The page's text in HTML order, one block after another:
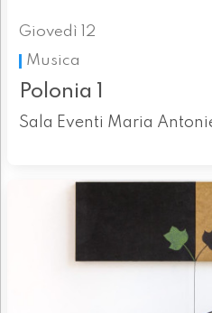
Giovedì 12
Musica
Polonia 1
Sala Eventi Maria